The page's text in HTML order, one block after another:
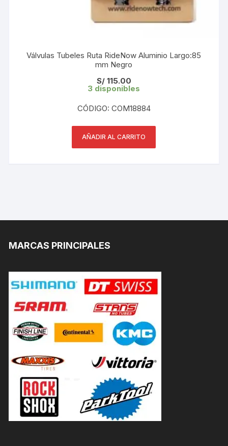
Válvulas Tubeles Ruta RideNow Aluminio Largo:85
mm Negro
S/115.00
3 disponibles
CÓDIGO: COM18884
AÑADIR AL CARRITO
MARCAS PRINCIPALES